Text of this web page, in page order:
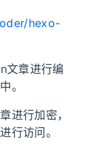
hexo-
文章进行编
。
进行加密，
行访问。